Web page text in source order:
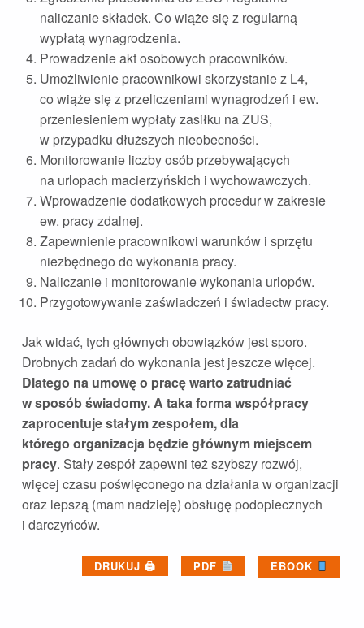
naliczanie składek. Co wiąże się z regularną
wypłatą wynagrodzenia.
Prowadzenie akt osobowych pracowników.
Umożliwienie pracownikowi skorzystanie z L4,
co wiąże się z przeliczeniami wynagrodzeń i ew.
przeniesieniem wypłaty zasiłku na ZUS,
w przypadku dłuższych nieobecności.
Monitorowanie liczby osób przebywających
na urlopach macierzyńskich i wychowawczych.
Wprowadzenie dodatkowych procedur w zakresie
ew. pracy zdalnej.
Zapewnienie pracownikowi warunków i sprzętu
niezbędnego do wykonania pracy.
Naliczanie i monitorowanie wykonania urlopów.
Przygotowywanie zaświadczeń i świadectw pracy.
Jak widać, tych głównych obowiązków jest sporo.
Drobnych zadań do wykonania jest jeszcze więcej.
Dlatego na umowę o pracę warto zatrudniać
w sposób świadomy. A taka forma współpracy
zaprocentuje stałym zespołem, dla
którego organizacja będzie głównym miejscem
pracy. Stały zespół zapewni też szybszy rozwój,
więcej czasu poświęconego na działania w organizacji
oraz lepszą (mam nadzieję) obsługę podopiecznych
i darczyńców.
DRUKUJ 🖨 PDF EBOOK